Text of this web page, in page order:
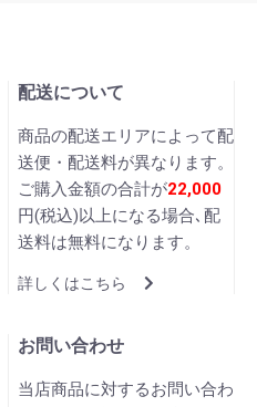
配送について
商品の配送エリアによって配
送便・配送料が異なります。
ご購入金額の合計が22,000
円(税込)以上になる場合､配
送料は無料になります。
詳しくはこちら
お問い合わせ
当店商品に対するお問い合わ